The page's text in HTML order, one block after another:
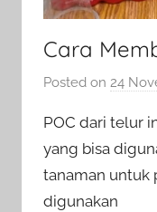
Cara
Posted on 24
POC dari telur
yang bisa
tanaman untuk
digunakan